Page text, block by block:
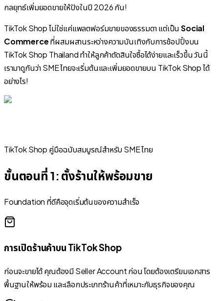
กลยุทธ์เพิ่มยอดขายให้ปังในปี 2026 กัน!
TikTok Shop ไม่ใช่แค่แพลตฟอร์มขายของธรรมดา แต่เป็นSocial
Commerceที่ผสมผสานระหว่างความบันเทิงกับการช้อปปิ้งบน
TikTok Shop Thailand ทำให้ลูกค้าตัดสินใจซื้อได้ง่ายและเร็วขึ้น วันนี้
เรามาดูกันว่า SME ไทยจะเริ่มต้นและเพิ่มยอดขายบน TikTok Shop ได้
อย่างไร!
TikTok Shop คู่มือฉบับสมบูรณ์สำหรับ SME ไทย
ขั้นตอนที่ 1: ตั้งร้านให้พร้อมขาย
Foundation ที่ดีคือจุดเริ่มต้นของความสำเร็จ
การเปิดร้านค้าบน TikTok Shop
ก่อนจะขายได้ คุณต้องมี Seller Account ก่อน โดยต้องเตรียมเอกสาร
พื้นฐานให้พร้อม และเลือกประเภทร้านค้าที่เหมาะกับธุรกิจของคุณ